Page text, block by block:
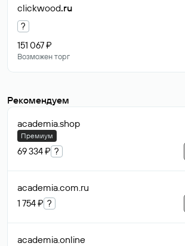
clickwood.ru
?
151 067 ₽
Возможен торг
Рекомендуем
academia.shop
Премиум
69 334 ₽ ?
academia.com.ru
1 754 ₽ ?
academia.online